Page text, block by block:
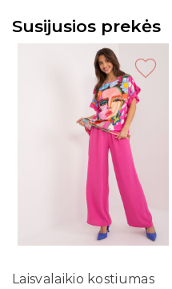
Susijusios prekės
Laisvalaikio kostiumas